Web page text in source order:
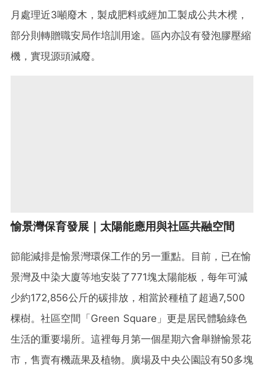
月處理近3噸廢木，製成肥料或經加工製成公共木櫈，
部分則轉贈職安局作培訓用途。區內亦設有發泡膠壓縮
機，實現源頭減廢。
愉景灣保育發展｜太陽能應用與社區共融空間
節能減排是愉景灣環保工作的另一重點。目前，已在愉
景灣及中染大廈等地安裝了771塊太陽能板，每年可減
少約172,856公斤的碳排放，相當於種植了超過7,500
棵樹。社區空間「Green Square」更是居民體驗綠色
生活的重要場所。這裡每月第一個星期六會舉辦愉景花
市，售賣有機蔬果及植物。廣場及中央公園設有50多塊